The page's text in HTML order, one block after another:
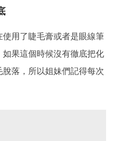
用了睫毛膏或者是眼線筆
果這個時候沒有徹底把化
落，所以姐妹們記得每次